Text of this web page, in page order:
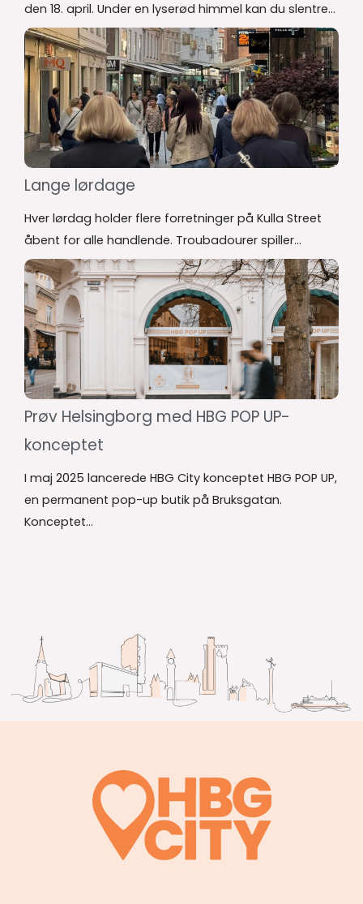
den 18. april. Under en lyserød himmel kan du slentre...
Lange lørdage
Hver lørdag holder flere forretninger på Kulla Street
åbent for alle handlende. Troubadourer spiller...
Prøv Helsingborg med HBG POP UP-
konceptet
I maj 2025 lancerede HBG City konceptet HBG POP UP,
en permanent pop-up butik på Bruksgatan.
Konceptet...